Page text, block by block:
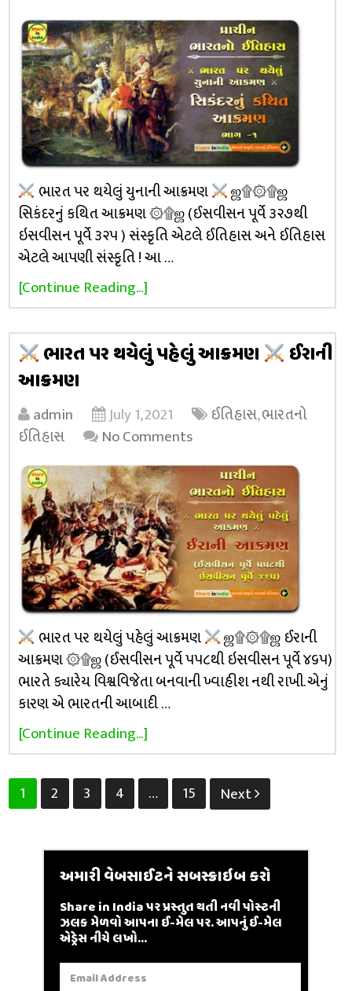
ભારત પર થયેલું યુનાની આક્રમણ
ஜ۩۞۩ஜ
સિકંદરનું કથિત આક્રમણ ۞۩ஜ (ઈસવીસન પૂર્વે ૩૨૭થી
ઇસવીસન પૂર્વે ૩૨૫ ) સંસ્કૃતિ એટલે ઈતિહાસ અને ઈતિહાસ
એટલે આપણી સંસ્કૃતિ ! આ …
[Continue Reading...]
ભારત પર થયેલું પહેલું આક્રમણ
ઈરાની
આક્રમણ
admin July 1, 2021 ઈતિહાસ,ભારતનો
ઈતિહાસ
No Comments
ભારત પર થયેલું પહેલું આક્રમણ
ஜ۩۞۩ஜ ઈરાની
આક્રમણ ۞۩ஜ (ઈસવીસન પૂર્વે ૫૫૮થી ઇસવીસન પૂર્વે ૪૬૫)
ભારતે ક્યારેય વિશ્વવિજેતા બનવાની ખ્વાહીશ નથી રાખી. એનું
કારણ એ ભારતની આબાદી …
[Continue Reading...]
Posts
pagination
1 2 3 4 … 15 Next
અમારી વેબસાઈટને સબસ્ક્રાઇબ કરો
Share in India પર પ્રસ્તુત થતી નવી પોસ્ટની
ઝલક મેળવો આપના ઈ-મેલ પર. આપનું ઈ-મેલ
એડ્રેસ નીચે લખો...
Email
Address